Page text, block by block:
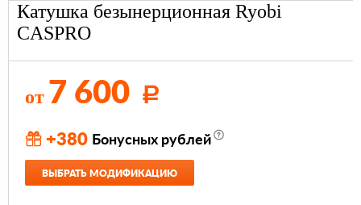
Катушка безынерционная Ryobi
CASPRO
от 7 600 Р
+380 Бонусных рублей
ВЫБРАТЬ МОДИФИКАЦИЮ